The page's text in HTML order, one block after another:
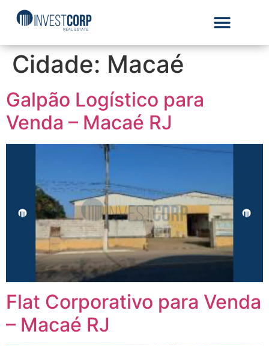
Cidade: Macaé
Galpão Logístico para
Venda – Macaé RJ
Flat Corporativo para Venda
– Macaé RJ